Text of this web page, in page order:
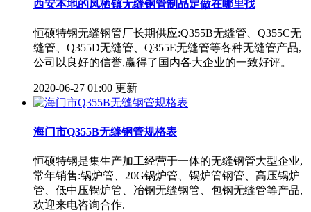
西安本地的凤栖镇无缝钢管制品定做在哪里找
恒硕特钢无缝钢管厂长期供应:Q355B无缝管、Q355C无
缝管、Q355D无缝管、Q355E无缝管等各种无缝管产品,
公司以良好的信誉,赢得了国内各大企业的一致好评。
2020-06-27 01:00 更新
海门市Q355B无缝钢管规格表
恒硕特钢是集生产加工经营于一体的无缝钢管大型企业,
常年销售:锅炉管、20G锅炉管、锅炉管钢管、高压锅炉
管、低中压锅炉管、冶钢无缝钢管、包钢无缝管等产品,
欢迎来电咨询合作.